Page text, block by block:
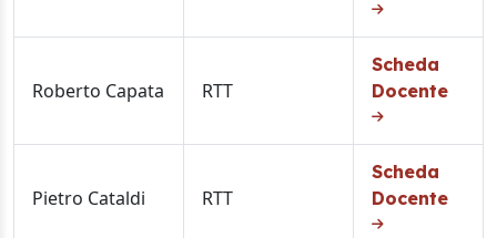
Roberto Capata RTT
Scheda
Docente
Pietro Cataldi RTT
Scheda
Docente